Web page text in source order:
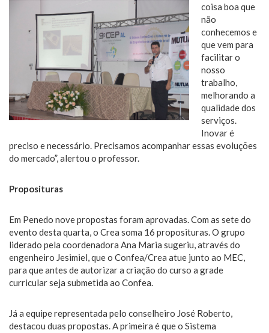
coisa boa que
não
conhecemos e
que vem para
facilitar o
nosso
trabalho,
melhorando a
qualidade dos
serviços.
Inovar é
preciso e necessário. Precisamos acompanhar essas evoluções
do mercado”, alertou o professor.
Proposituras
Em Penedo nove propostas foram aprovadas. Com as sete do
evento desta quarta, o Crea soma 16 proposituras. O grupo
liderado pela coordenadora Ana Maria sugeriu, através do
engenheiro Jesimiel, que o Confea/Crea atue junto ao MEC,
para que antes de autorizar a criação do curso a grade
curricular seja submetida ao Confea.
Já a equipe representada pelo conselheiro José Roberto,
destacou duas propostas. A primeira é que o Sistema